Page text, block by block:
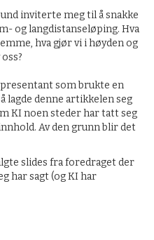
inviterte meg til å snakke
og langdistanseløping. Hva
hva gjør vi i høyden og
som brukte en
lagde denne artikkelen seg
KI noen steder har tatt seg
Av den grunn blir det
slides fra foredraget der
har sagt (og KI har